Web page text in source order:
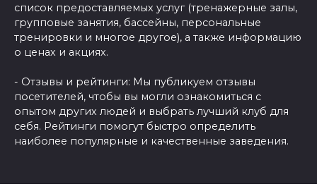
список предоставляемых услуг (тренажерные залы,
групповые занятия, бассейны, персональные
тренировки и многое другое), а также информацию
о ценах и акциях.
- Отзывы и рейтинги: Мы публикуем отзывы
посетителей, чтобы вы могли ознакомиться с
опытом других людей и выбрать лучший клуб для
себя. Рейтинги помогут быстро определить
наиболее популярные и качественные заведения.